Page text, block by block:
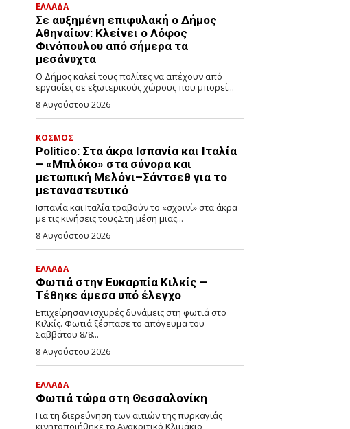
ΕΛΛΑΔΑ
Σε αυξημένη επιφυλακή ο Δήμος
Αθηναίων: Κλείνει ο Λόφος
Φινόπουλου από σήμερα τα
μεσάνυχτα
Ο Δήμος καλεί τους πολίτες να απέχουν από
εργασίες σε εξωτερικούς χώρους που μπορεί...
8 Αυγούστου 2026
ΚΟΣΜΟΣ
Politico: Στα άκρα Ισπανία και Ιταλία
– «Μπλόκο» στα σύνορα και
μετωπική Μελόνι–Σάντσεθ για το
μεταναστευτικό
Ισπανία και Ιταλία τραβούν το «σχοινί» στα άκρα
με τις κινήσεις τους.Στη μέση μιας...
8 Αυγούστου 2026
ΕΛΛΑΔΑ
Φωτιά στην Ευκαρπία Κιλκίς –
Τέθηκε άμεσα υπό έλεγχο
Επιχείρησαν ισχυρές δυνάμεις στη φωτιά στο
Κιλκίς. Φωτιά ξέσπασε το απόγευμα του
Σαββάτου 8/8...
8 Αυγούστου 2026
ΕΛΛΑΔΑ
Φωτιά τώρα στη Θεσσαλονίκη
Για τη διερεύνηση των αιτιών της πυρκαγιάς
κινητοποιήθηκε το Ανακριτικό Κλιμάκιο